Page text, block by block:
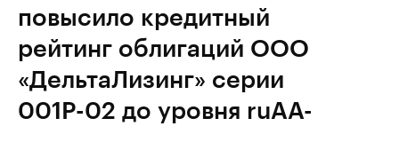
повысило кредитный
рейтинг облигаций ООО
«ДельтаЛизинг» серии
001Р-02 до уровня ruAA-